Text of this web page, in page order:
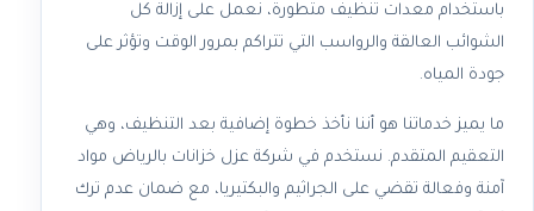
باستخدام معدات تنظيف متطورة، نعمل على إزالة كل
الشوائب العالقة والرواسب التي تتراكم بمرور الوقت وتؤثر على
جودة المياه.
ما يميز خدماتنا هو أننا نأخذ خطوة إضافية بعد التنظيف، وهي
التعقيم المتقدم. نستخدم في شركة عزل خزانات بالرياض مواد
آمنة وفعالة تقضي على الجراثيم والبكتيريا، مع ضمان عدم ترك